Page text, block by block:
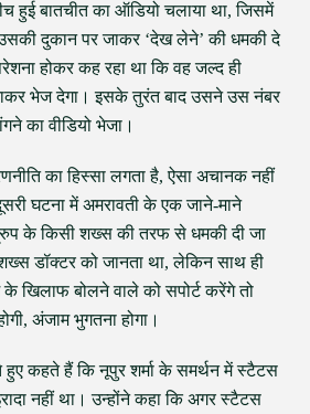
हुई बातचीत का ऑडियो चलाया था, जिसमें
दुकान पर जाकर ‘देख लेने’ की धमकी दे
होकर कह रहा था कि वह जल्द ही
भेज देगा। इसके तुरंत बाद उसने उस नंबर
का वीडियो भेजा।
का हिस्सा लगता है, ऐसा अचानक नहीं
घटना में अमरावती के एक जाने-माने
के किसी शख्स की तरफ से धमकी दी जा
डॉक्टर को जानता था, लेकिन साथ ही
खिलाफ बोलने वाले को सपोर्ट करेंगे तो
अंजाम भुगतना होगा।
हुए कहते हैं कि नूपुर शर्मा के समर्थन में स्टैटस
नहीं था। उन्होंने कहा कि अगर स्टैटस